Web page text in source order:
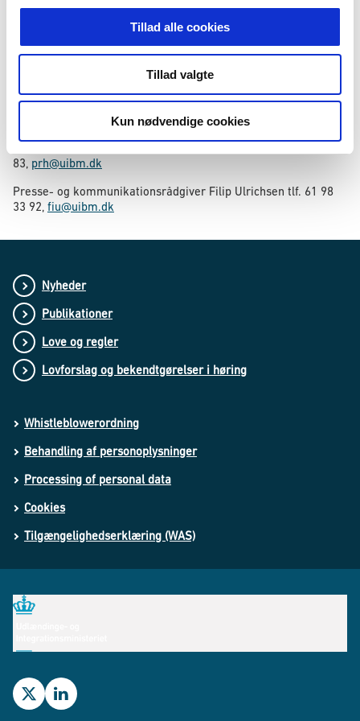
Tillad alle cookies
Tillad valgte
Kun nødvendige cookies
Yderligere oplysninger
Presse- og kommunikationschef Mia Tang, tlf. 61 98 35
83, prh@uibm.dk
Presse- og kommunikationsrådgiver Filip Ulrichsen tlf. 61 98
33 92, fiu@uibm.dk
Nyheder
Publikationer
Love og regler
Lovforslag og bekendtgørelser i høring
Whistleblowerordning
Behandling af personoplysninger
Processing of personal data
Cookies
Tilgængelighedserklæring (WAS)
Udlændinge- og Integrationsministeriets Twitterprofil
Udlændinge- og Integrationsministeriets LinkedIn